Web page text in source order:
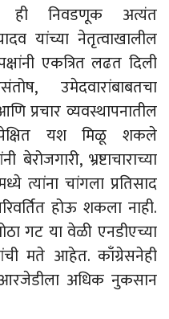
ही निवडणूक अत्यंत
यांच्या नेतृत्वाखालील
एकत्रित लढत दिली
उमेदवारांबाबतचा
प्रचार व्यवस्थापनातील
यश मिळू शकले
भ्रष्टाचाराच्या
त्यांना चांगला प्रतिसाद
होऊ शकला नाही.
गट या वेळी एनडीएच्या
मते आहेत. काँग्रेसनेही
अधिक नुकसान